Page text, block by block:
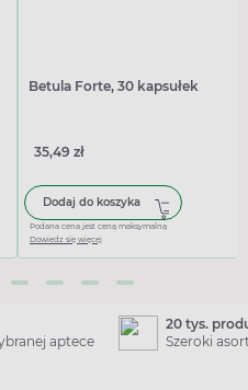
Betula Forte, 30 kapsułek
35,49 zł
Dodaj do koszyka
Podana cena jest ceną maksymalną
Dowiedz się więcej
aptece
20 tys.
Szeroki